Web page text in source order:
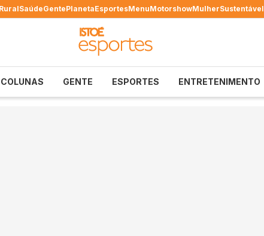
SaúdeGentePlanetaEsportesMenuMotorshowMulherSustentável
COLUNAS GENTE ESPORTES ENTRETENIMENTO